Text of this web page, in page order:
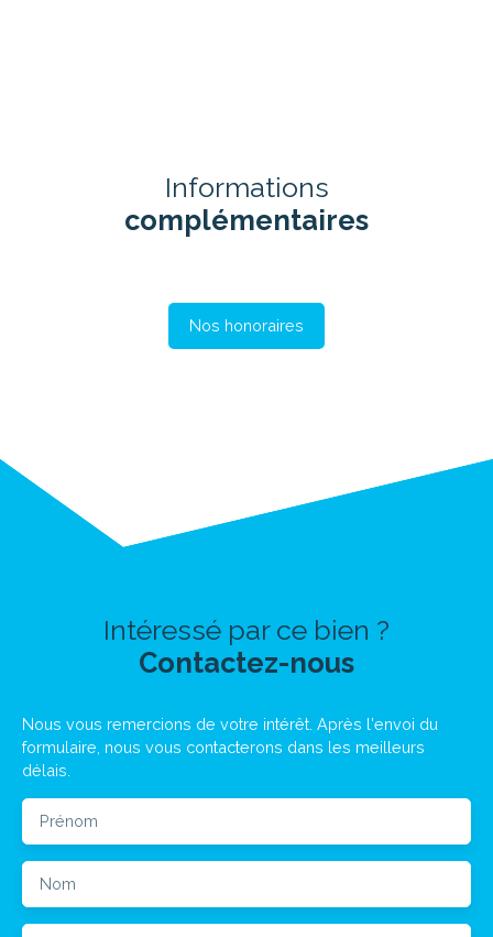
Informations
complémentaires
Nos honoraires
Intéressé par ce bien ?
Contactez-nous
Nous vous remercions de votre intérêt. Après l'envoi du
formulaire, nous vous contacterons dans les meilleurs
délais.
Prénom
Nom